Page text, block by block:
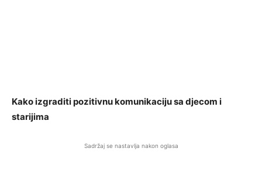
Kako izgraditi pozitivnu komunikaciju sa djecom i
starijima
Sadržaj se nastavlja nakon oglasa